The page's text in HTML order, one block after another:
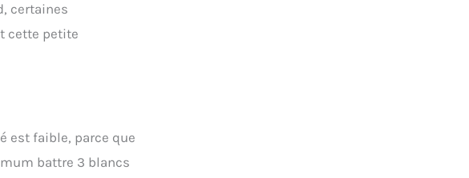
certaines
cette petite
est faible, parce que
battre 3 blancs